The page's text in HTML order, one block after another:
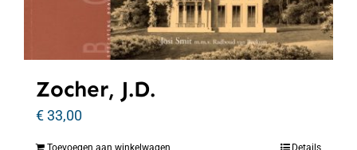
Zocher, J.D.
€33,00
Toevoegen aan winkelwagen Details